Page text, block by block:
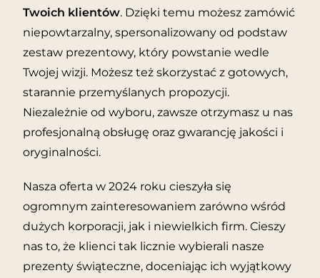
Twoich klientów. Dzięki temu możesz zamówić
niepowtarzalny, spersonalizowany od podstaw
zestaw prezentowy, który powstanie wedle
Twojej wizji. Możesz też skorzystać z gotowych,
starannie przemyślanych propozycji.
Niezależnie od wyboru, zawsze otrzymasz u nas
profesjonalną obsługę oraz gwarancję jakości i
oryginalności.
Nasza oferta w 2024 roku cieszyła się
ogromnym zainteresowaniem zarówno wśród
dużych korporacji, jak i niewielkich firm. Cieszy
nas to, że klienci tak licznie wybierali nasze
prezenty świąteczne, doceniając ich wyjątkowy